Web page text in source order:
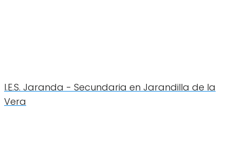
I.E.S. Jaranda - Secundaria en Jarandilla de la
Vera